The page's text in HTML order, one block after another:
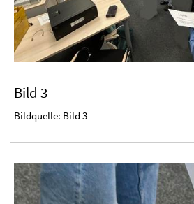
Bild 3
Bildquelle: Bild 3